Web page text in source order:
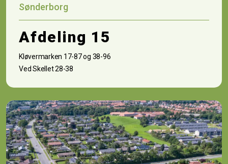
Sønderborg
Afdeling 15
Kløvermarken 17-87 og 38-96
Ved Skellet 28-38